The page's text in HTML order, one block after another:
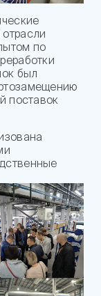
по
был
поставок